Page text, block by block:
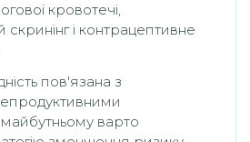
кровотечі,
і контрацептивне
пов'язана з
варто